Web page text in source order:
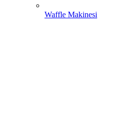
Waffle Makinesi